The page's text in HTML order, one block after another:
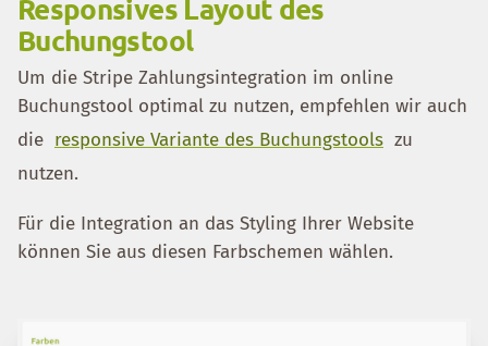
Responsives Layout des
Buchungstool
Um die Stripe Zahlungsintegration im online
Buchungstool optimal zu nutzen, empfehlen wir auch
die responsive Variante des Buchungstools zu
nutzen.
Für die Integration an das Styling Ihrer Website
können Sie aus diesen Farbschemen wählen.